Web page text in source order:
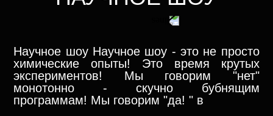
Научное шоу Научное шоу - это не просто
химические опыты! Это время крутых
экспериментов! Мы говорим "нет"
монотонно - скучно бубнящим
программам! Мы говорим "да! " в